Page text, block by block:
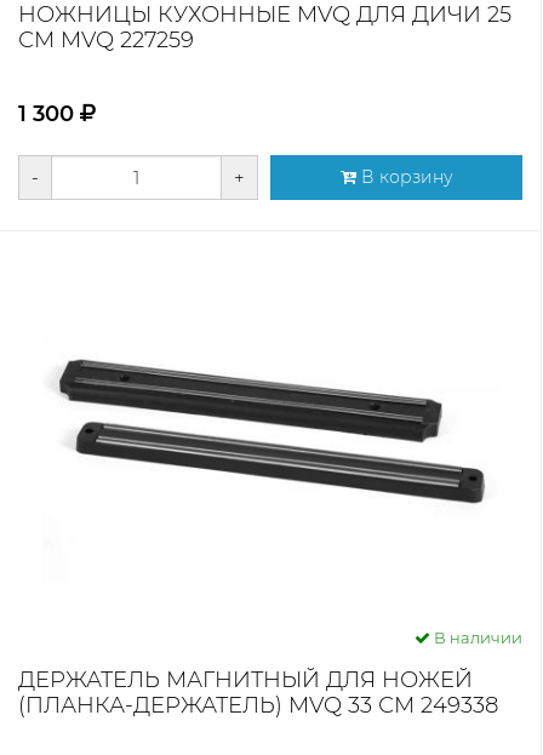
НОЖНИЦЫ КУХОННЫЕ MVQ ДЛЯ ДИЧИ 25
СМ MVQ 227259
1 300
- + В корзину
В наличии
ДЕРЖАТЕЛЬ МАГНИТНЫЙ ДЛЯ НОЖЕЙ
(ПЛАНКА-ДЕРЖАТЕЛЬ) MVQ 33 СМ 249338